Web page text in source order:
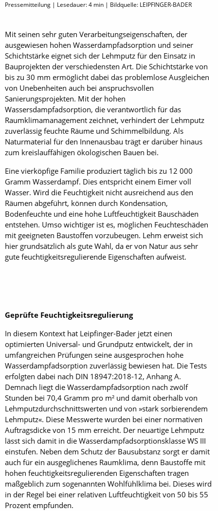
Pressemitteilung | Lesedauer:4 min | Bildquelle: LEIPFINGER-BADER
Mit seinen sehr guten Verarbeitungseigenschaften, der
ausgewiesen hohen Wasserdampfadsorption und seiner
Schichtstärke eignet sich der Lehmputz für den Einsatz in
Bauprojekten der verschiedensten Art. Die Schichtstärke von
bis zu 30 mm ermöglicht dabei das problemlose Ausgleichen
von Unebenheiten auch bei anspruchsvollen
Sanierungsprojekten. Mit der hohen
Wassersdampfadsorption, die verantwortlich für das
Raumklimamanagement zeichnet, verhindert der Lehmputz
zuverlässig feuchte Räume und Schimmelbildung. Als
Naturmaterial für den Innenausbau trägt er darüber hinaus
zum kreislauffähigen ökologischen Bauen bei.
Eine vierköpfige Familie produziert täglich bis zu 12 000
Gramm Wasserdampf. Dies entspricht einem Eimer voll
Wasser. Wird die Feuchtigkeit nicht ausreichend aus den
Räumen abgeführt, können durch Kondensation,
Bodenfeuchte und eine hohe Luftfeuchtigkeit Bauschäden
entstehen. Umso wichtiger ist es, möglichen Feuchteschäden
mit geeigneten Baustoffen vorzubeugen. Lehm erweist sich
hier grundsätzlich als gute Wahl, da er von Natur aus sehr
gute feuchtigkeitsregulierende Eigenschaften aufweist.
Geprüfte Feuchtigkeitsregulierung
In diesem Kontext hat Leipfinger-Bader jetzt einen
optimierten Universal- und Grundputz entwickelt, der in
umfangreichen Prüfungen seine ausgesprochen hohe
Wasserdampfadsorption zuverlässig bewiesen hat. Die Tests
erfolgten dabei nach DIN 18947:2018-12, Anhang A.
Demnach liegt die Wasserdampfadsorption nach zwölf
Stunden bei 70,4 Gramm pro m² und damit oberhalb von
Lehmputzdurchschnittswerten und von »stark sorbierendem
Lehmputz«. Diese Messwerte wurden bei einer normativen
Auftragsdicke von 15 mm erreicht. Der neuartige Lehmputz
lässt sich damit in die Wasserdampfadsorptionsklasse WS III
einstufen. Neben dem Schutz der Bausubstanz sorgt er damit
auch für ein ausgeglichenes Raumklima, denn Baustoffe mit
hohen feuchtigkeitsregulierenden Eigenschaften tragen
maßgeblich zum sogenannten Wohlfühlklima bei. Dieses wird
in der Regel bei einer relativen Luftfeuchtigkeit von 50 bis 55
Prozent empfunden.